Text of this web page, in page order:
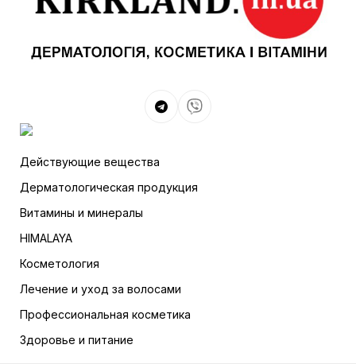
Действующие вещества
Дерматологическая продукция
Витамины и минералы
HIMALAYA
Косметология
Лечение и уход за волосами
Профессиональная косметика
Здоровье и питание